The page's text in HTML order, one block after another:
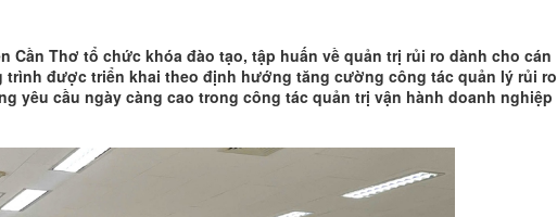
Cần Thơ tổ chức khóa đào tạo, tập huấn về quản trị rủi ro dành cho cán
được triển khai theo định hướng tăng cường công tác quản lý rủi ro
yêu cầu ngày càng cao trong công tác quản trị vận hành doanh nghiệp